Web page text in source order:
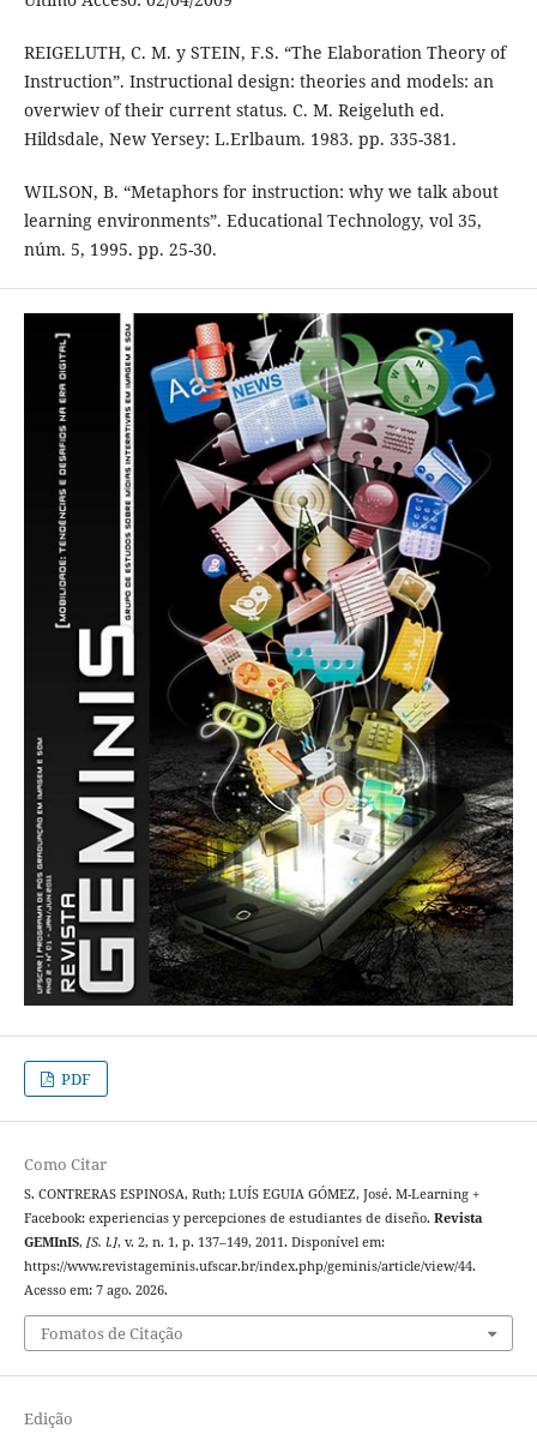
REIGELUTH, C. M. y STEIN, F.S. “The Elaboration Theory of
Instruction”. Instructional design: theories and models: an
overwiev of their current status. C. M. Reigeluth ed.
Hildsdale, New Yersey: L.Erlbaum. 1983. pp. 335-381.
WILSON, B. “Metaphors for instruction: why we talk about
learning environments”. Educational Technology, vol 35,
núm. 5, 1995. pp. 25-30.
PDF
Como Citar
S. CONTRERAS ESPINOSA, Ruth; LUÍS EGUIA GÓMEZ, José. M-Learning +
Facebook: experiencias y percepciones de estudiantes de diseño. Revista
GEMInIS, [S. l.], v. 2, n. 1, p. 137–149, 2011. Disponível em:
https://www.revistageminis.ufscar.br/index.php/geminis/article/view/44.
Acesso em: 7 ago. 2026.
Fomatos de Citação
Edição